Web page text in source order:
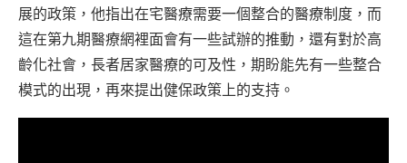
展的政策，他指出在宅醫療需要一個整合的醫療制度，而
這在第九期醫療網裡面會有一些試辦的推動，還有對於高
齡化社會，長者居家醫療的可及性，期盼能先有一些整合
模式的出現，再來提出健保政策上的支持。